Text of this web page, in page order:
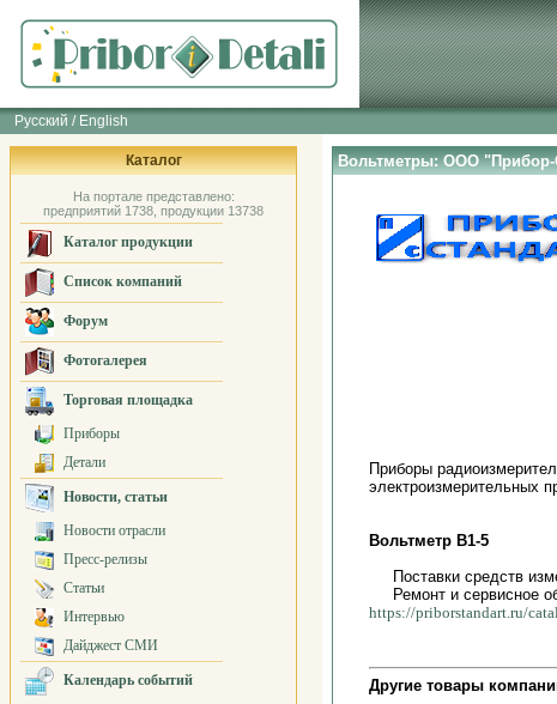
Русский / English
Каталог
На портале представлено:
предприятий 1738, продукции 13738
Каталог продукции
Список компаний
Форум
Фотогалерея
Торговая площадка
Приборы
Детали
Новости, статьи
Новости отрасли
Пресс-релизы
Статьи
Интервью
Дайджест СМИ
Календарь событий
Вольтметры: ООО "Прибор-
Приборы
электроизмерительных
Вольтметр В1-5
Поставки средств
Ремонт и сервисное
https://priborstandart.ru/
Другие товары